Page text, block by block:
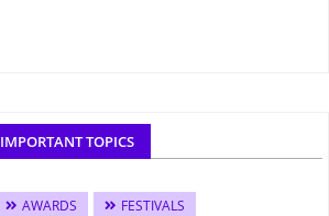
IMPORTANT TOPICS
AWARDS
FESTIVALS